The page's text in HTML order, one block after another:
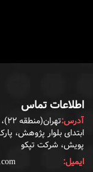
اطلاعات تماس
آدرس:تهران(منطقه ۲۲)، کیلومتر ۱۷ اتوبان تهران-کرج،
ابتدای بلوار پژوهش،
پویش، شرکت تپکو
ایمیل: